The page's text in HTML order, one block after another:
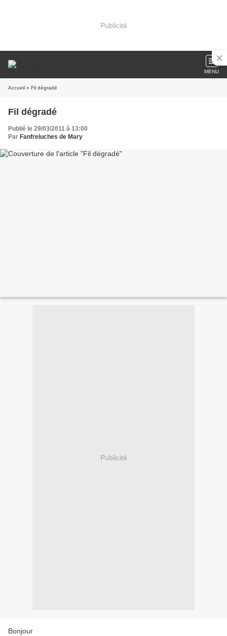
Publicité
MENU
Accueil » Fil dégradé
Fil dégradé
Publié le 29/03/2011 à 13:00
Par Fanfreluches de Mary
Publicité
Bonjour